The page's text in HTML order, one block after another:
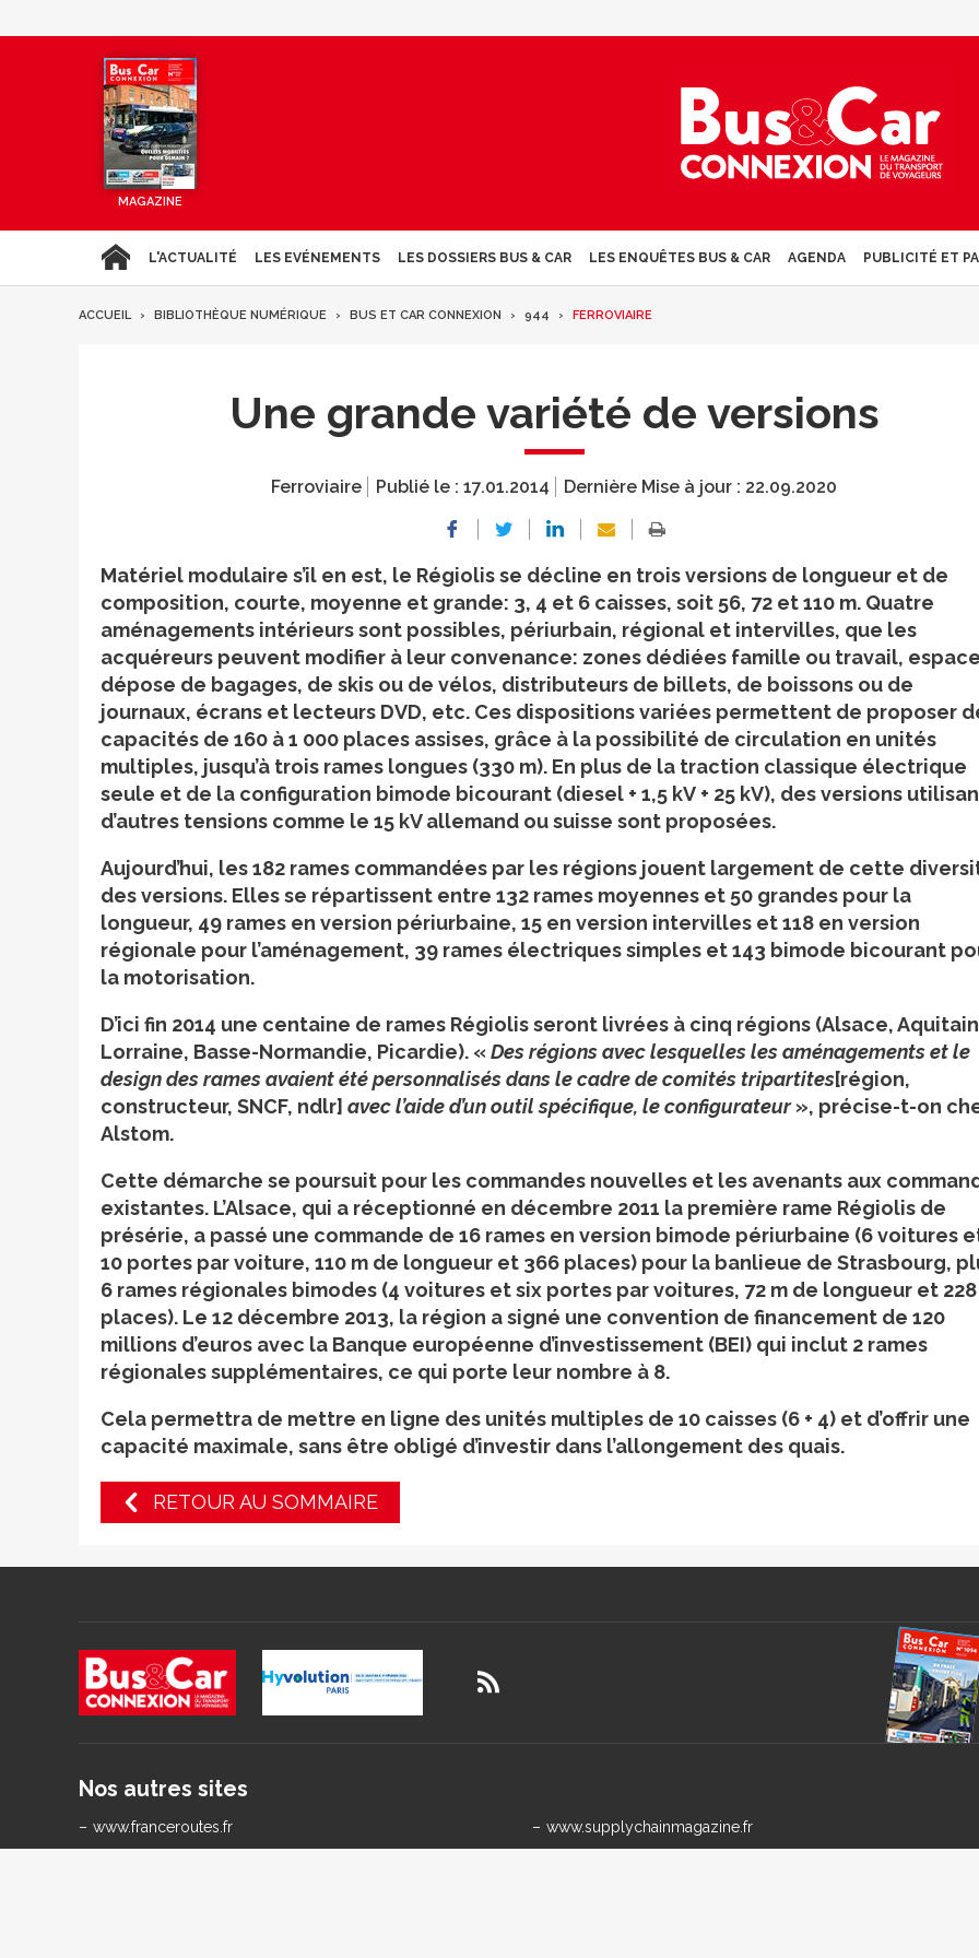
MAGAZINE
L'ACTUALITÉ LES EVÉNEMENTS LES DOSSIERS BUS & CAR LES ENQUÊTES BUS & CAR AGENDA PUBLICITÉ ET
ACCUEIL BIBLIOTHÈQUE NUMÉRIQUE BUS ET CAR CONNEXION 944 FERROVIAIRE
Une grande variété de versions
Ferroviaire Publié le : 17.01.2014 Dernière Mise à jour : 22.09.2020
Matériel modulaire s’il en est, le Régiolis se décline en trois versions de longueur et de
composition, courte, moyenne et grande: 3, 4 et 6 caisses, soit 56, 72 et 110 m. Quatre
aménagements intérieurs sont possibles, périurbain, régional et intervilles, que les
acquéreurs peuvent modifier à leur convenance: zones dédiées famille ou travail,
dépose de bagages, de skis ou de vélos, distributeurs de billets, de boissons ou de
journaux, écrans et lecteurs DVD, etc. Ces dispositions variées permettent de proposer
capacités de 160 à 1 000 places assises, grâce à la possibilité de circulation en unités
multiples, jusqu’à trois rames longues (330 m). En plus de la traction classique électrique
seule et de la configuration bimode bicourant (diesel + 1,5 kV + 25 kV), des versions
d’autres tensions comme le 15 kV allemand ou suisse sont proposées.
Aujourd’hui, les 182 rames commandées par les régions jouent largement de cette
des versions. Elles se répartissent entre 132 rames moyennes et 50 grandes pour la
longueur, 49 rames en version périurbaine, 15 en version intervilles et 118 en version
régionale pour l’aménagement, 39 rames électriques simples et 143 bimode bicourant
la motorisation.
D’ici fin 2014 une centaine de rames Régiolis seront livrées à cinq régions (Alsace,
Lorraine, Basse-Normandie, Picardie). « Des régions avec lesquelles les aménagements et le
design des rames avaient été personnalisés dans le cadre de comités tripartites[région,
constructeur, SNCF, ndlr] avec l’aide d’un outil spécifique, le configurateur», précise-t-on
Alstom.
Cette démarche se poursuit pour les commandes nouvelles et les avenants aux
existantes. L’Alsace, qui a réceptionné en décembre 2011 la première rame Régiolis de
présérie, a passé une commande de 16 rames en version bimode périurbaine (6 voitures
10 portes par voiture, 110 m de longueur et 366 places) pour la banlieue de Strasbourg,
6 rames régionales bimodes (4 voitures et six portes par voitures, 72 m de longueur et 228
places). Le 12 décembre 2013, la région a signé une convention de financement de 120
millions d’euros avec la Banque européenne d’investissement (BEI) qui inclut 2 rames
régionales supplémentaires, ce qui porte leur nombre à 8.
Cela permettra de mettre en ligne des unités multiples de 10 caisses (6 + 4) et d’offrir une
capacité maximale, sans être obligé d’investir dans l’allongement des quais.
RETOUR AU SOMMAIRE
Nos autres sites
www.franceroutes.fr
www.supplychainmagazine.fr